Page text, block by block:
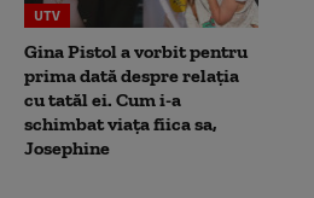
UTV
Gina Pistol a vorbit pentru
prima dată despre relația
cu tatăl ei. Cum i-a
schimbat viața fiica sa,
Josephine